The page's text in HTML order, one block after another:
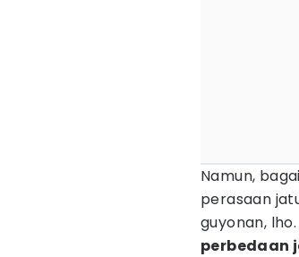
Namun,
perasaan
guyonan,
perbedaan